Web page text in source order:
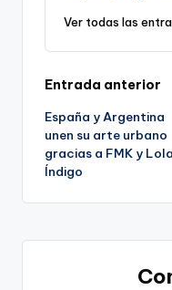
Ver todas las
de
entradas
Entrada anterior
España y Argentina
unen su arte urbano
gracias a FMK y Lola
Índigo